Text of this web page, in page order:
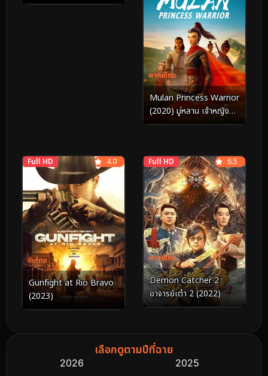
พากย์ไทย
Mulan Princess Warrior
(2020) มู่หลาน เจ้าหญิง
นักรบ
Full HD
ซับไทย
4.0
Gunfight at Rio Bravo
(2023)
Full HD
พากย์ไทย
6.5
Demon Catcher 2
อาจารย์เต๋า 2 (2022)
เลือกดูตามปีที่ฉาย
2026
2025